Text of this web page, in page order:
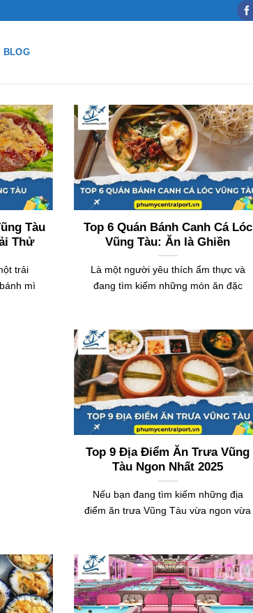
BLOG
Tàu
Thử
trải
mì
Top 6 Quán Bánh Canh Cá Lóc
Vũng Tàu: Ăn là Ghiền
Là một người yêu thích ẩm thực và
đang tìm kiếm những món ăn đặc
Top 9 Địa Điểm Ăn Trưa Vũng
Tàu Ngon Nhất 2025
Nếu bạn đang tìm kiếm những địa
điểm ăn trưa Vũng Tàu vừa ngon vừa